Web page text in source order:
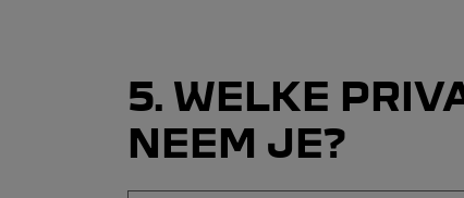
5 WELKE
NEEM JE?